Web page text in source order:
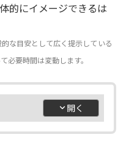
的にイメージできるは
な目安として広く提示している
必要時間は変動します。